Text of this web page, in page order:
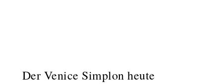
Der Venice Simplon heute